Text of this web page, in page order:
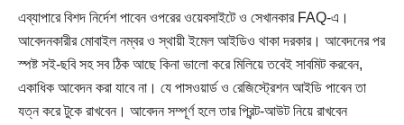
এব্যাপারে বিশদ নির্দেশ পাবেন ওপরের ওয়েবসাইটে ও সেখানকার FAQ-এ।
আবেদনকারীর মোবাইল নম্বর ও স্থায়ী ইমেল আইডিও থাকা দরকার। আবেদনের পর
স্পষ্ট সই-ছবি সহ সব ঠিক আছে কিনা ভালো করে মিলিয়ে তবেই সাবমিট করবেন,
একাধিক আবেদন করা যাবে না। যে পাসওয়ার্ড ও রেজিস্ট্রেশন আইডি পাবেন তা
যত্ন করে টুকে রাখবেন। আবেদন সম্পূর্ণ হলে তার প্রিন্ট-আউট নিয়ে রাখবেন